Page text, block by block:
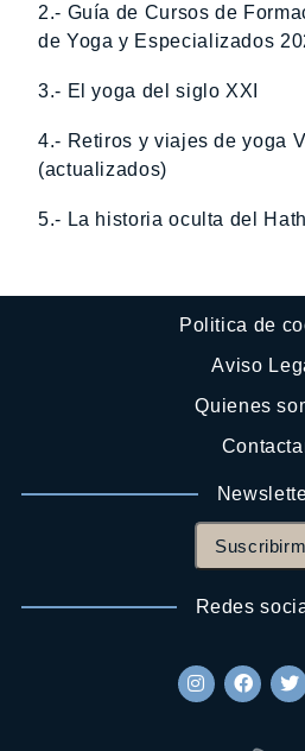
2.- Guía de Cursos de
de Yoga y Especializados
3.- El yoga del siglo XXI
4.- Retiros y viajes de yoga
(actualizados)
5.- La historia oculta del
Politica de
Aviso
Quienes
Redes